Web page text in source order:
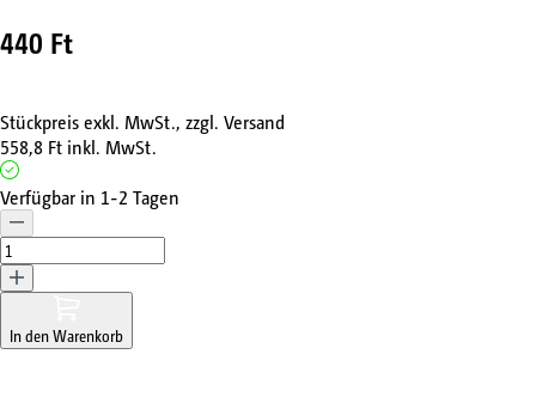
440 Ft
Stückpreis exkl. MwSt., zzgl. Versand
558,8 Ft inkl. MwSt.
Verfügbar in 1-2 Tagen
In den Warenkorb